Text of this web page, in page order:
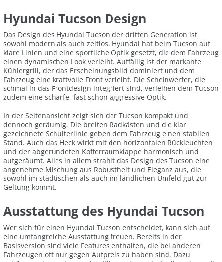
Hyundai Tucson Design
Das Design des Hyundai Tucson der dritten Generation ist
sowohl modern als auch zeitlos. Hyundai hat beim Tucson auf
klare Linien und eine sportliche Optik gesetzt, die dem Fahrzeug
einen dynamischen Look verleiht. Auffällig ist der markante
Kühlergrill, der das Erscheinungsbild dominiert und dem
Fahrzeug eine kraftvolle Front verleiht. Die Scheinwerfer, die
schmal in das Frontdesign integriert sind, verleihen dem Tucson
zudem eine scharfe, fast schon aggressive Optik.
In der Seitenansicht zeigt sich der Tucson kompakt und
dennoch geräumig. Die breiten Radkästen und die klar
gezeichnete Schulterlinie geben dem Fahrzeug einen stabilen
Stand. Auch das Heck wirkt mit den horizontalen Rückleuchten
und der abgerundeten Kofferraumklappe harmonisch und
aufgeräumt. Alles in allem strahlt das Design des Tucson eine
angenehme Mischung aus Robustheit und Eleganz aus, die
sowohl im städtischen als auch im ländlichen Umfeld gut zur
Geltung kommt.
Ausstattung des Hyundai Tucson
Wer sich für einen Hyundai Tucson entscheidet, kann sich auf
eine umfangreiche Ausstattung freuen. Bereits in der
Basisversion sind viele Features enthalten, die bei anderen
Fahrzeugen oft nur gegen Aufpreis zu haben sind. Dazu